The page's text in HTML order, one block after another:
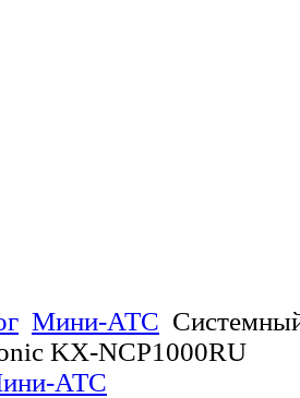
Мини-АТС
KX-NCP1000RU
АТС